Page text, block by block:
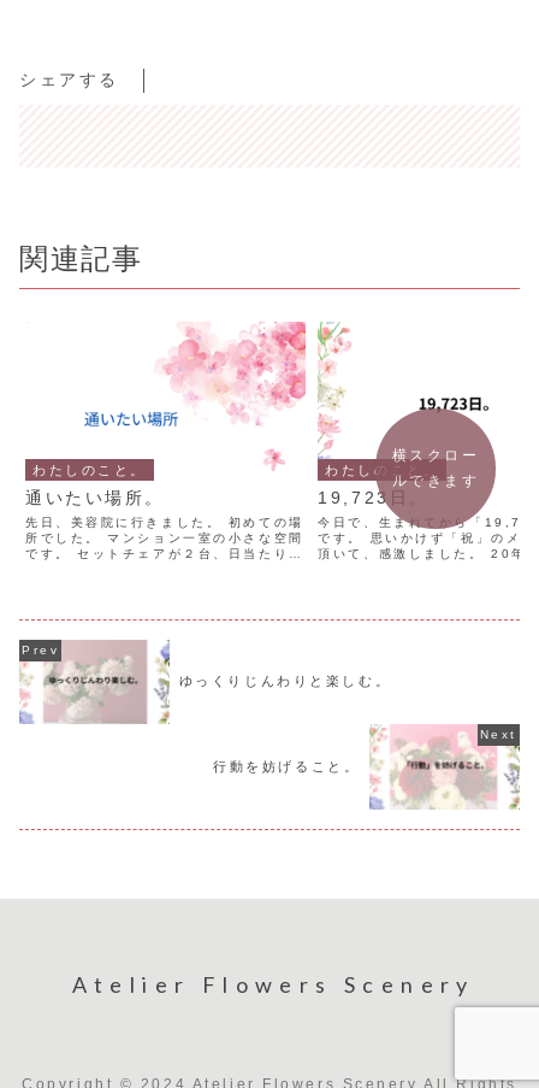
シェアする
関連記事
わたしのこと。
通いたい場所。
先日、美容院に行きました。 初めての場
所でした。 マンション一室の小さな空間
です。 セットチェアが２台、日当たりが
わたしのこと。
19,723日。
今日で、生まれてから「
です。 思いかけず「祝」のメッ
頂いて、感激しました。 20年
横スクロー
ルできます
ゆっくりじんわりと楽しむ。
行動を妨げること。
Atelier Flowers Scenery
Copyright © 2024 Atelier Flowers Scenery All Rights